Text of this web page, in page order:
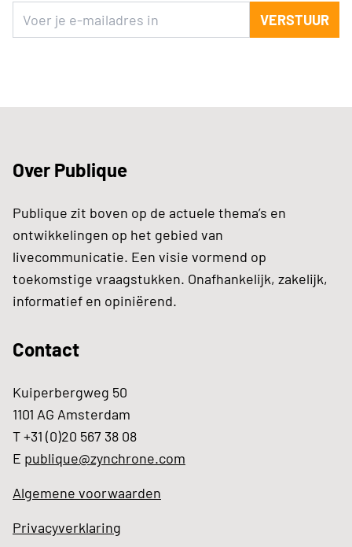
VERSTUUR
Over Publique
Publique zit boven op de actuele thema’s en
ontwikkelingen op het gebied van
livecommunicatie. Een visie vormend op
toekomstige vraagstukken. Onafhankelijk, zakelijk,
informatief en opiniërend.
Contact
Kuiperbergweg 50
1101 AG Amsterdam
T +31 (0)20 567 38 08
E publique@zynchrone.com
Algemene voorwaarden
Privacyverklaring